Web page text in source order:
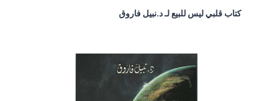
كتاب قلبي ليس للبيع لـ د.نبيل فاروق